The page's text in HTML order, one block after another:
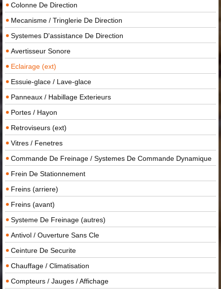
Colonne De Direction
Mecanisme / Tringlerie De Direction
Systemes D'assistance De Direction
Avertisseur Sonore
Eclairage (ext)
Essuie-glace / Lave-glace
Panneaux / Habillage Exterieurs
Portes / Hayon
Retroviseurs (ext)
Vitres / Fenetres
Commande De Freinage / Systemes De Commande Dynamique
Frein De Stationnement
Freins (arriere)
Freins (avant)
Systeme De Freinage (autres)
Antivol / Ouverture Sans Cle
Ceinture De Securite
Chauffage / Climatisation
Compteurs / Jauges / Affichage